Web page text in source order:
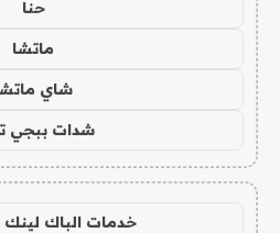
حنا
ماتشا
شاي
شدات ببجي
خدمات الباك